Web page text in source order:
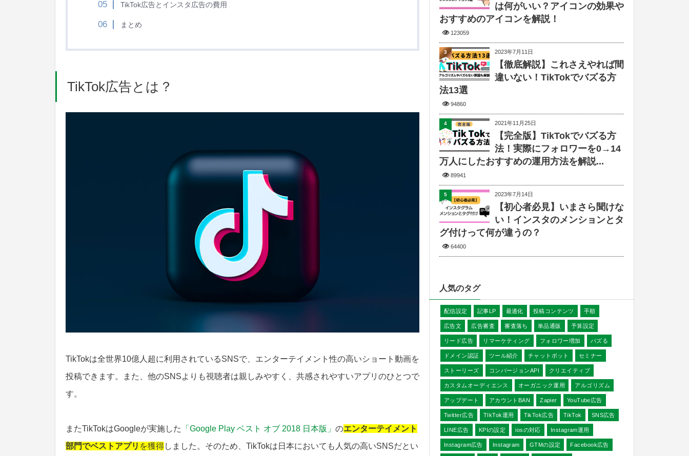
TikTok広告とインスタ広告の費用
まとめ
TikTok広告とは？
TikTokは全世界10億人超に利用されているSNSで、エンターテイメント性の高いショート動画を
投稿できます。また、他のSNSよりも視聴者は親しみやすく、共感されやすいアプリのひとつで
す。
またTikTokはGoogleが実施した 「Google Play ベスト オブ 2018 日本版」 のエンターテイメント
部門でベストアプリ を獲得しました。そのため、TikTokは日本においても人気の高いSNSだとい
は何がいい？アイコンの効果や
おすすめのアイコンを解説！
123059
2023年7月11日
【徹底解説】これさえやれば間
違いない！TikTokでバズる方
法13選
94860
3
2021年11月25日
【完全版】TikTokでバズる方
法！実際にフォロワーを0→14
万人にしたおすすめの運用方法を解説...
89941
4
2023年7月14日
【初心者必見】いまさら聞けな
い！インスタのメンションとタ
グ付けって何が違うの？
64400
5
人気のタグ
配信設定 記事LP 最適化 投稿コンテンツ 手順
広告文 広告審査 審査落ち 単品通販 予算設定
リード広告 リマーケティング フォロワー増加 バズる
ドメイン認証 ツール紹介 チャットボット セミナー
ストーリーズ コンバージョンAPI クリエイティブ
カスタムオーディエンス オーガニック運用 アルゴリズム
アップデート アカウントBAN Zapier YouTube広告
Twitter広告 TIkTok運用 TikTok広告 TikTok SNS広告
LINE広告 KPIの設定 iosの対応 Instagram運用
Instagram広告 Instagram GTMの設定 Facebook広告